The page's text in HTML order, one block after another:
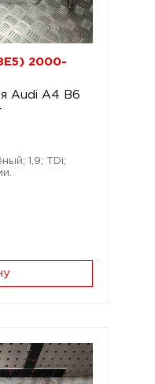
2000-
Audi A4 B6
1,9; TDi;